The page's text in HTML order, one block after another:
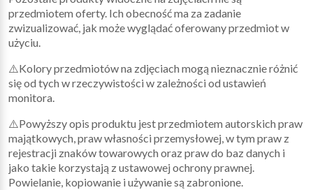
przedmiotem oferty. Ich obecność ma za zadanie
zwizualizować, jak może wyglądać oferowany przedmiot w
użyciu.
⚠️Kolory przedmiotów na zdjęciach mogą nieznacznie różnić
się od tych w rzeczywistości w zależności od ustawień
monitora.
⚠️Powyższy opis produktu jest przedmiotem autorskich praw
majątkowych, praw własności przemysłowej, w tym praw z
rejestracji znaków towarowych oraz praw do baz danych i
jako takie korzystają z ustawowej ochrony prawnej.
Powielanie, kopiowanie i używanie są zabronione.